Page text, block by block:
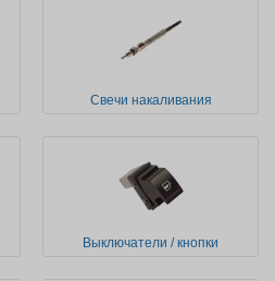
Свечи накаливания
Выключатели / кнопки